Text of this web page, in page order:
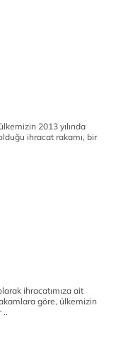
2013 yılında
ihracat rakamı, bir
ihracatımıza ait
göre, ülkemizin
..